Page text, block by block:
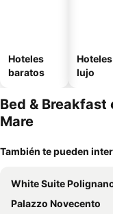
Hoteles
baratos
lujo
Bed & Breakfast
Mare
También te pueden
White Suite
Palazzo Novecento